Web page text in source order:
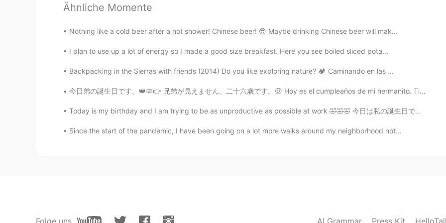
Talala
@Alexander Así se dice, no? Jajaja
ES EN
@Talala créeme que cada vez que Leo o escucho cosas en tu perfil sobre mi país tan
que aman tanto mi país
Luis Fer 2019.07.20 22:51
Hello. Necesito que hablemos un día. Quiero saber si mi inglés ha mejorado y tú me lo
Ähnliche Momente
Nothing like a cold beer after a hot shower! Chinese beer! 😎 Maybe drinking Chinese beer will mak...
I plan to use up a lot of energy so I made a good size breakfast. Here you see boiled sliced pota...
Backpacking in the Sierras with friends (2014) Do you like exploring nature? 🏕 Caminando en las ...
今日弟の誕生日です。👑🦠👉 兄弟が見えません。二十六歳です。😕 Hoy es el cumpleaños de mi hermanito. Tiene 26 años. El 👑🦠 no ay...
Today is my birthday and I am trying to be as unproductive as possible at work 🤣🤣🤣 今日は私の誕生日であり、私...
Since the start of the pandemic, I have been going on a lot more walks around my neighborhood not...
Folge uns AI Grammar Press Kit